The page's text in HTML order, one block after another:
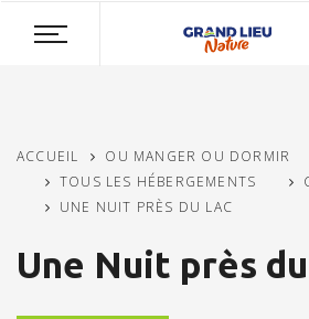
principal
recherche
ACCUEIL
OU MANGER OU DORMIR
TOUS LES HÉBERGEMENTS
UNE NUIT PRÈS DU LAC
Une Nuit près